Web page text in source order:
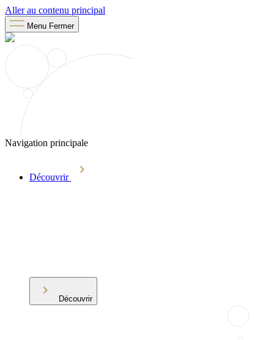
Aller au contenu principal
Menu Fermer
Navigation principale
Découvrir
Découvrir